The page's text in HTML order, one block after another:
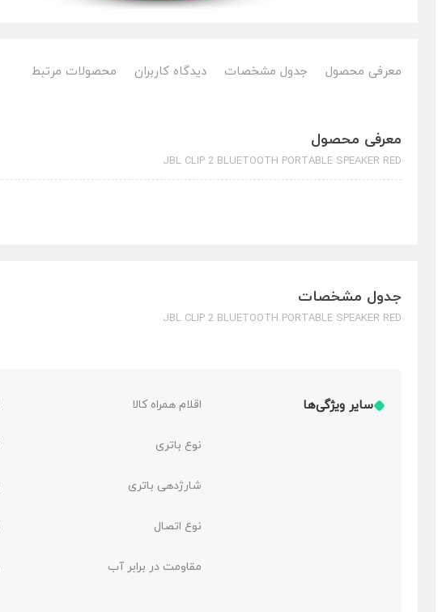
معرفی محصول جدول مشخصات دیدگاه کاربران محصولات مرتبط
معرفی محصول
JBL CLIP 2 BLUETOOTH PORTABLE SPEAKER RED
جدول مشخصات
JBL CLIP 2 BLUETOOTH PORTABLE SPEAKER RED
سایر ویژگی‌ها اقلام همراه کالا
نوع باتری
شارژدهی باتری
نوع اتصال
مقاومت در برابر آب